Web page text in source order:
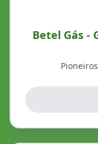
Betel Gás -